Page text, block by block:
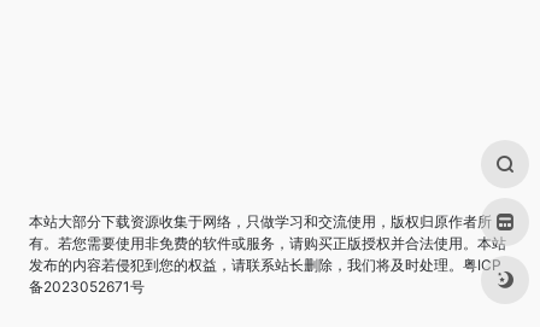
本站大部分下载资源收集于网络，只做学习和交流使用，版权归原作者所
有。若您需要使用非免费的软件或服务，请购买正版授权并合法使用。本站
发布的内容若侵犯到您的权益，请联系站长删除，我们将及时处理。 粤ICP
备2023052671号